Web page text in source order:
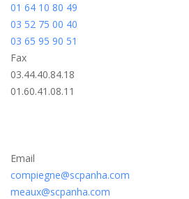
01 64 10 80 49
03 52 75 00 40
03 65 95 90 51
Fax
03.44.40.84.18
01.60.41.08.11
Email
compiegne@scpanha.com
meaux@scpanha.com